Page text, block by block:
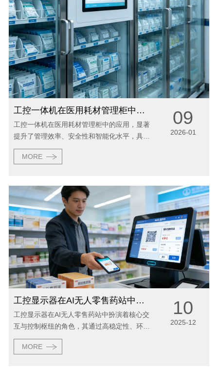
工控一体机在医用耗材管理柜中的应用
工控一体机在医用耗材管理柜中的应用，显著
提升了管理效率、安全性和智能化水平，具体
体现在以下几个方面： 一、核心功能实现 智
能识别与自动盘点 工控一体机集成RFID（射
MORE
09
2026-01
工控显示器在AI无人零售药站中的应用
工控显示器在AI无人零售药站中扮演着核心交
互与控制枢纽的角色，其通过高稳定性、环境
适应性及多模态交互能力，显著提升了购药流
程的效率、安全性与用户体验，具体应用价值
MORE
10
2025-12